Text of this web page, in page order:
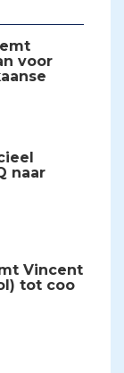
voor
naar
Vincent
tot coo